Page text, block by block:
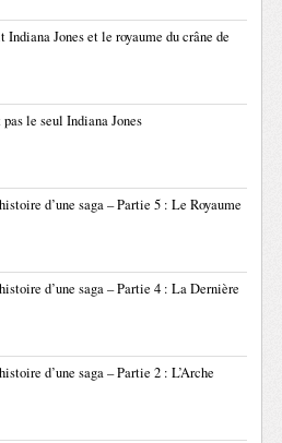
Indiana Jones et le royaume du crâne de
pas le seul Indiana Jones
d’une saga – Partie 5 : Le Royaume
d’une saga – Partie 4 : La Dernière
d’une saga – Partie 2 : L’Arche